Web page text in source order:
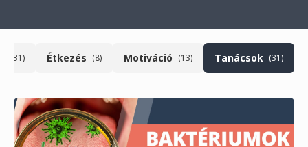
(31) Étkezés (8) Motiváció (13) Tanácsok (31)